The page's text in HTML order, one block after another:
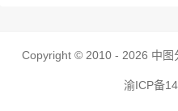
Copyright © 2010 - 2026 中图
渝ICP备